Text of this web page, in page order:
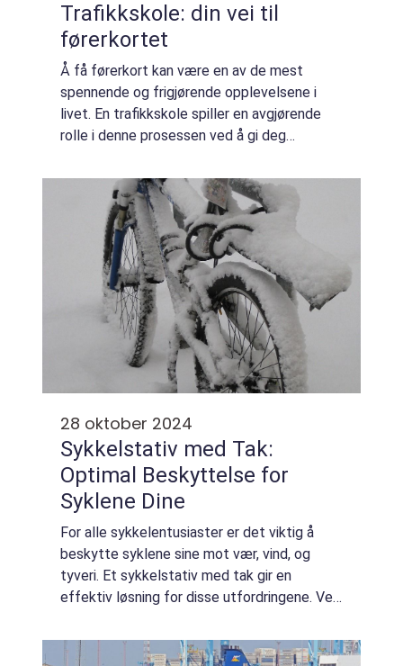
Trafikkskole: din vei til
førerkortet
Å få førerkort kan være en av de mest
spennende og frigjørende opplevelsene i
livet. En trafikkskole spiller en avgjørende
rolle i denne prosessen ved å gi deg
28 oktober 2024
Sykkelstativ med Tak:
Optimal Beskyttelse for
Syklene Dine
For alle sykkelentusiaster er det viktig å
beskytte syklene sine mot vær, vind, og
tyveri. Et sykkelstativ med tak gir en
effektiv løsning for disse utfordringene. Ved
tradisjonelt sykkelst...